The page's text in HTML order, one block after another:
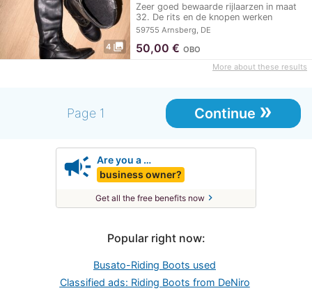
4 photo_library
Zeer goed bewaarde rijlaarzen in maat
32. De rits en de knopen werken
perfect.
59755 Arnsberg, DE
50,00 € OBO
More about these results
Page 1 Continue »
campaign Are you a …
business owner?
Get all the free benefits now chevron_right
Popular right now:
Busato-Riding Boots used
Classified ads: Riding Boots from DeNiro